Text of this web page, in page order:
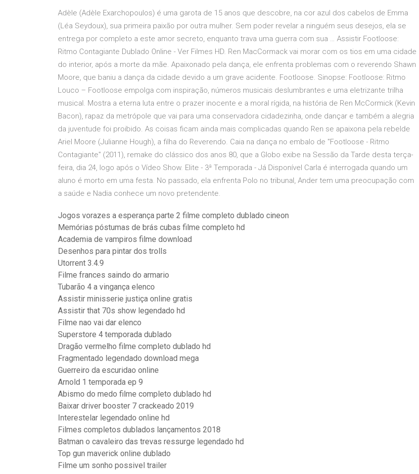
Adèle (Adèle Exarchopoulos) é uma garota de 15 anos que descobre, na cor azul dos cabelos de Emma
(Léa Seydoux), sua primeira paixão por outra mulher. Sem poder revelar a ninguém seus desejos, ela se
entrega por completo a este amor secreto, enquanto trava uma guerra com sua … Assistir Footloose:
Ritmo Contagiante Dublado Online - Ver Filmes HD. Ren MacCormack vai morar com os tios em uma cidade
do interior, após a morte da mãe. Apaixonado pela dança, ele enfrenta problemas com o reverendo Shawn
Moore, que baniu a dança da cidade devido a um grave acidente. Footloose. Sinopse: Footloose: Ritmo
Louco – Footloose empolga com inspiração, números musicais deslumbrantes e uma eletrizante trilha
musical. Mostra a eterna luta entre o prazer inocente e a moral rígida, na história de Ren McCormick (Kevin
Bacon), rapaz da metrópole que vai para uma conservadora cidadezinha, onde dançar e também a alegria
da juventude foi proibido. As coisas ficam ainda mais complicadas quando Ren se apaixona pela rebelde
Ariel Moore (Julianne Hough), a filha do Reverendo. Caia na dança no embalo de "Footloose - Ritmo
Contagiante" (2011), remake do clássico dos anos 80, que a Globo exibe na Sessão da Tarde desta terça-
feira, dia 24, logo após o Vídeo Show. Elite - 3ª Temporada - Já Disponível Carla é interrogada quando um
aluno é morto em uma festa. No passado, ela enfrenta Polo no tribunal, Ander tem uma preocupação com
a saúde e Nadia conhece um novo pretendente.
Jogos vorazes a esperança parte 2 filme completo dublado cineon
Memórias póstumas de brás cubas filme completo hd
Academia de vampiros filme download
Desenhos para pintar dos trolls
Utorrent 3.4.9
Filme frances saindo do armario
Tubarão 4 a vingança elenco
Assistir minisserie justiça online gratis
Assistir that 70s show legendado hd
Filme nao vai dar elenco
Superstore 4 temporada dublado
Dragão vermelho filme completo dublado hd
Fragmentado legendado download mega
Guerreiro da escuridao online
Arnold 1 temporada ep 9
Abismo do medo filme completo dublado hd
Baixar driver booster 7 crackeado 2019
Interestelar legendado online hd
Filmes completos dublados lançamentos 2018
Batman o cavaleiro das trevas ressurge legendado hd
Top gun maverick online dublado
Filme um sonho possivel trailer